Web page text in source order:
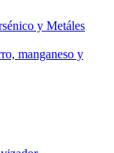
y Metáles
manganeso y